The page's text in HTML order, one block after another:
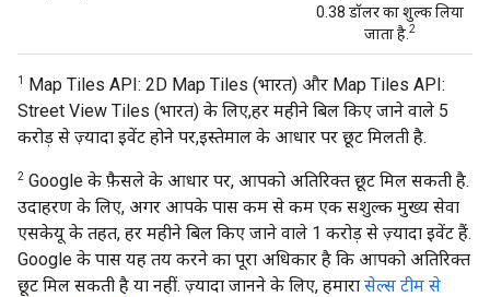
0.38 डॉलर का शुल्क लिया
जाता है. 2
1
Map Tiles API: 2D Map Tiles (भारत) और Map Tiles API:
Street View Tiles (भारत) के लिए,हर महीने बिल किए जाने वाले 5
करोड़ से ज़्यादा इवेंट होने पर,इस्तेमाल के आधार पर छूट मिलती है.
2 Google के फ़ैसले के आधार पर, आपको अतिरिक्त छूट मिल सकती है.
उदाहरण के लिए, अगर आपके पास कम से कम एक सशुल्क मुख्य सेवा
एसकेयू के तहत, हर महीने बिल किए जाने वाले 1 करोड़ से ज़्यादा इवेंट हैं.
Google के पास यह तय करने का पूरा अधिकार है कि आपको अतिरिक्त
छूट मिल सकती है या नहीं. ज़्यादा जानने के लिए, हमारा सेल्स टीम से